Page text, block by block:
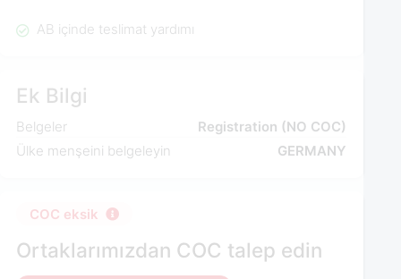
AB içinde teslimat yardımı
Ek Bilgi
Belgeler
Registration (NO COC)
Ülke menşeini belgeleyin
GERMANY
COC eksik
Ortaklarımızdan COC talep edin